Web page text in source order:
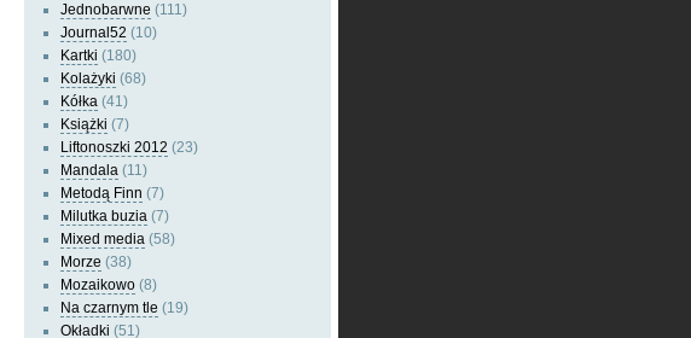
Jednobarwne (111)
Journal52 (10)
Kartki (180)
Kolażyki (68)
Kółka (41)
Książki (7)
Liftonoszki 2012 (23)
Mandala (11)
Metodą Finn (7)
Milutka buzia (7)
Mixed media (58)
Morze (38)
Mozaikowo (8)
Na czarnym tle (19)
Okładki (51)